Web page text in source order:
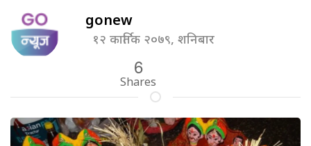
gonew
१२ कार्तिक २०७९, शनिबार
6
Shares